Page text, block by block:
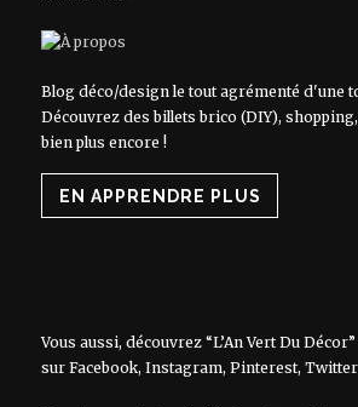
Blog déco/design le tout agrémenté d'une
Découvrez des billets brico (DIY),
bien plus encore !
EN APPRENDRE PLUS
Vous aussi, découvrez “L’An Vert Du
sur Facebook, Instagram, Pinterest, Twitter